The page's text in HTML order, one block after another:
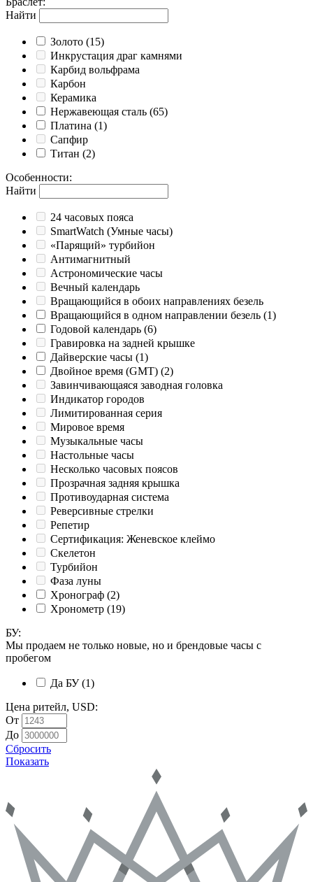
Найти
Золото (15)
Инкрустация драг камнями
Карбид вольфрама
Карбон
Керамика
Нержавеющая сталь (65)
Платина (1)
Сапфир
Титан (2)
Особенности:
Найти
24 часовых пояса
SmartWatch (Умные часы)
«Парящий» турбийон
Антимагнитный
Астрономические часы
Вечный календарь
Вращающийся в обоих направлениях безель
Вращающийся в одном направлении безель (1)
Годовой календарь (6)
Гравировка на задней крышке
Дайверские часы (1)
Двойное время (GMT) (2)
Завинчивающаяся заводная головка
Индикатор городов
Лимитированная серия
Мировое время
Музыкальные часы
Настольные часы
Несколько часовых поясов
Прозрачная задняя крышка
Противоударная система
Реверсивные стрелки
Репетир
Сертификация: Женевское клеймо
Скелетон
Турбийон
Фаза луны
Хронограф (2)
Хронометр (19)
БУ:
Мы продаем не только новые, но и брендовые часы с
пробегом
Да БУ (1)
Цена ритейл, USD:
От
До
Сбросить
Показать